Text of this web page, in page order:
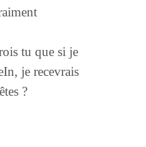
tu que si je
je recevrais
?